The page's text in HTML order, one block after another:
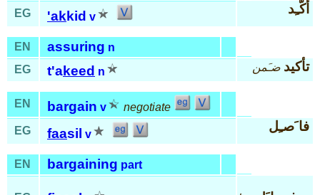
EG
'akkid v
أكّـِد
EN assuring n
EG
t'akeed n تأكيد ضـَمن
EN bargain v
negotiate
EG
faasil v
فا َصـِل
EN bargaining part